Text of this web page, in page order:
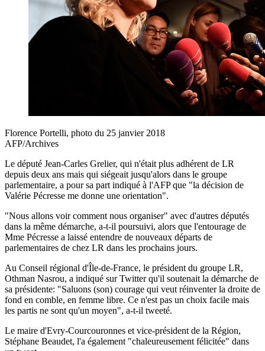
Florence Portelli, photo du 25 janvier 2018
AFP/Archives
Le député Jean-Carles Grelier, qui n'était plus adhérent de LR
depuis deux ans mais qui siégeait jusqu'alors dans le groupe
parlementaire, a pour sa part indiqué à l'AFP que "la décision de
Valérie Pécresse me donne une orientation".
"Nous allons voir comment nous organiser" avec d'autres députés
dans la même démarche, a-t-il poursuivi, alors que l'entourage de
Mme Pécresse a laissé entendre de nouveaux départs de
parlementaires de chez LR dans les prochains jours.
Au Conseil régional d'Île-de-France, le président du groupe LR,
Othman Nasrou, a indiqué sur Twitter qu'il soutenait la démarche de
sa présidente: "Saluons (son) courage qui veut réinventer la droite de
fond en comble, en femme libre. Ce n'est pas un choix facile mais
les partis ne sont qu'un moyen", a-t-il tweeté.
Le maire d'Evry-Courcouronnes et vice-président de la Région,
Stéphane Beaudet, l'a également "chaleureusement félicitée" dans